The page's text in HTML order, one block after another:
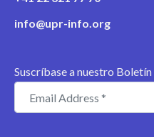
info@upr-info.org
Suscríbase a nuestro